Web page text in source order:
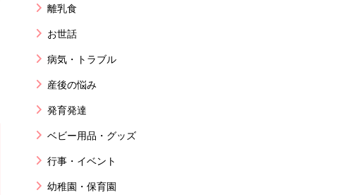
離乳食
お世話
病気・トラブル
産後の悩み
発育発達
ベビー用品・グッズ
行事・イベント
幼稚園・保育園